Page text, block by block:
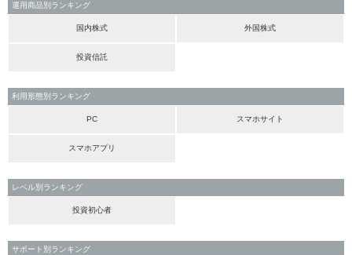
運用商品別ランキング
国内株式 外国株式
投資信託
利用形態別ランキング
PC スマホサイト
スマホアプリ
レベル別ランキング
投資初心者
サポート別ランキング